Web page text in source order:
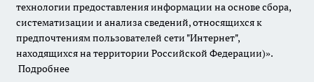
технологии предоставления информации на основе сбора,
систематизации и анализа сведений, относящихся к
предпочтениям пользователей сети "Интернет",
находящихся на территории Российской Федерации)».
Подробнее